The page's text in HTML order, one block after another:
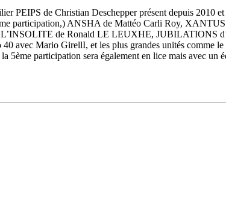
ARKEA ULTIM CHALLENGE,Classe
Un an déjà !
PEIPS de Christian Deschepper présent depuis
participation,) ANSHA de Mattéo Carli Roy,
de Ronald LE LEUXHE, JUBILATIONS
avec Mario GirellI, et les plus grandes unités comme
participation sera également en lice mais avec un